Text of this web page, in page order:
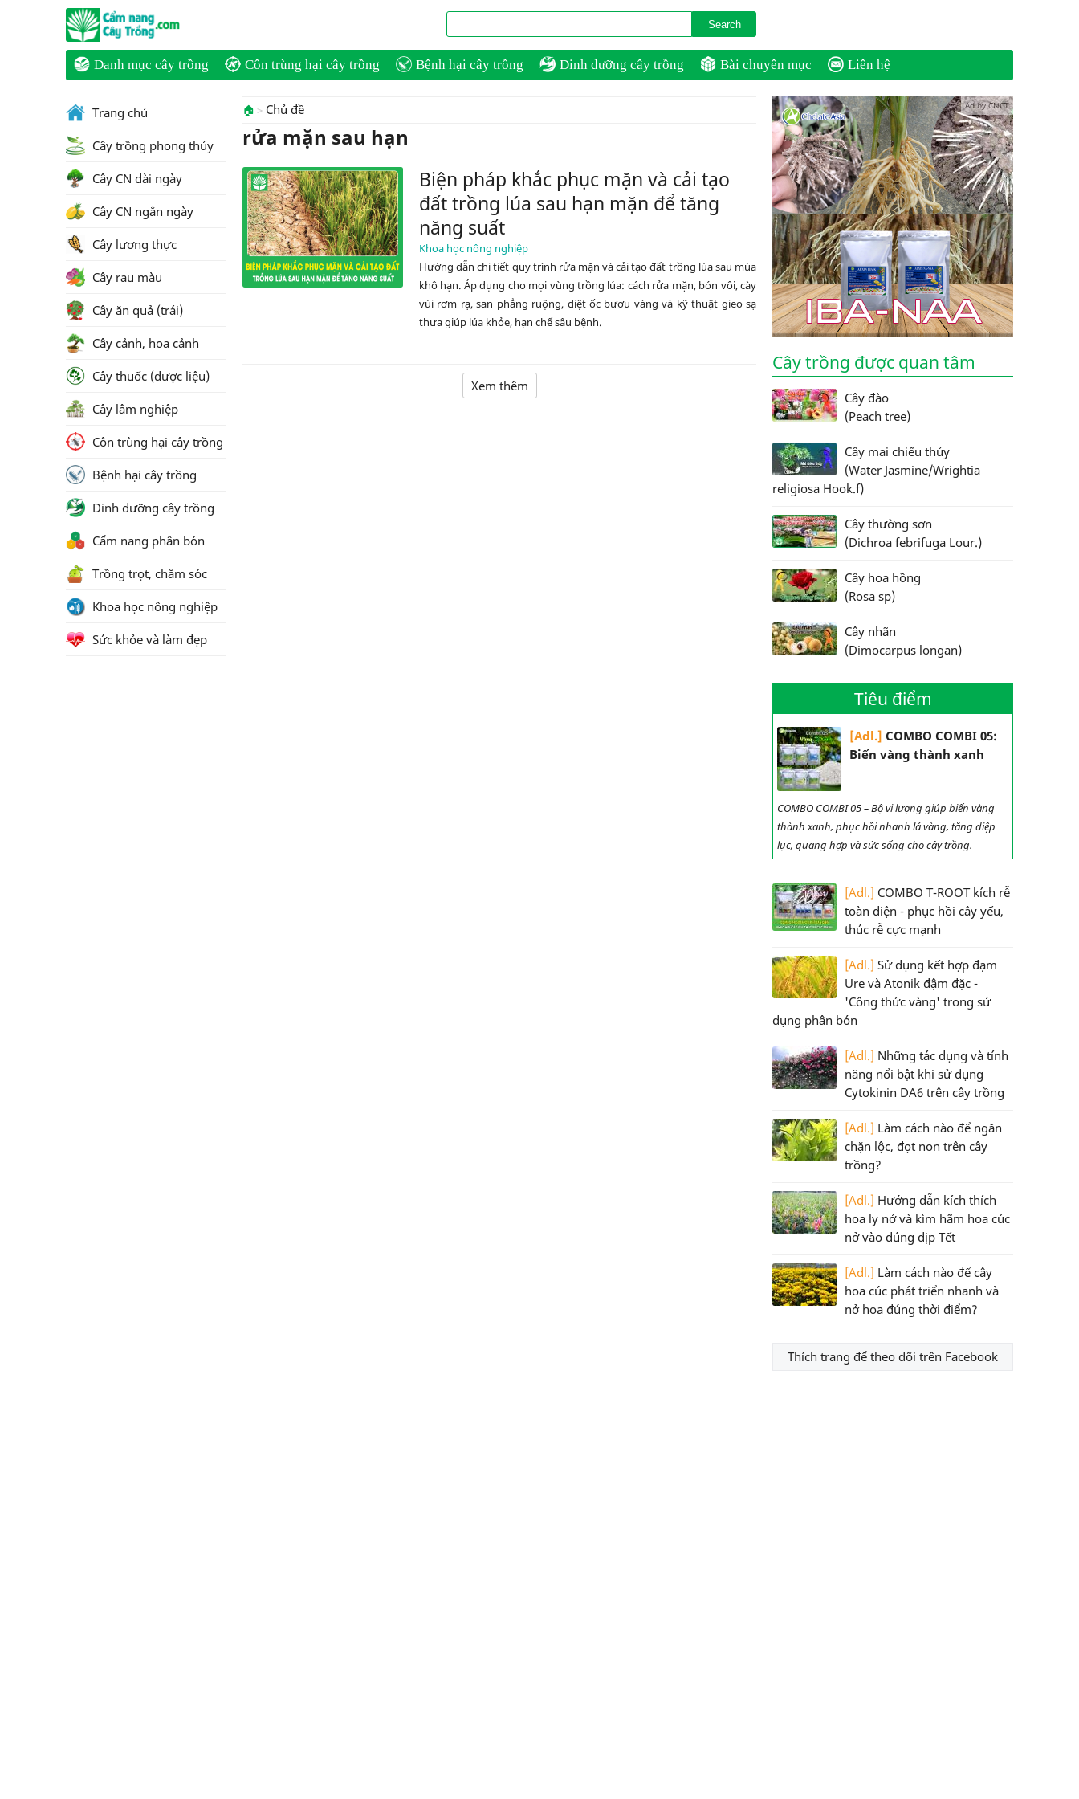
Danh mục cây trồng Côn trùng hại cây trồng Bệnh hại cây trồng Dinh dưỡng cây trồng Bài chuyên mục Liên hệ
🏠 Chủ đề
rửa mặn sau hạn
Biện pháp khắc phục mặn và cải tạo
đất trồng lúa sau hạn mặn để tăng
năng suất
Khoa học nông nghiệp
Hướng dẫn chi tiết quy trình rửa mặn và cải tạo đất trồng lúa sau mùa
khô hạn. Áp dụng cho mọi vùng trồng lúa: cách rửa mặn, bón vôi, cày
vùi rơm rạ, san phẳng ruộng, diệt ốc bươu vàng và kỹ thuật gieo sạ
thưa giúp lúa khỏe, hạn chế sâu bệnh.
Xem thêm
Ad by CNCT
Cây trồng được quan tâm
Cây đào
(Peach tree)
Cây mai chiếu thủy
(Water Jasmine/Wrightia
religiosa Hook.f)
Cây thường sơn
(Dichroa febrifuga Lour.)
Cây hoa hồng
(Rosa sp)
Cây nhãn
(Dimocarpus longan)
Tiêu điểm
[Adl.] COMBO COMBI 05:
Biến vàng thành xanh
COMBO COMBI 05 – Bộ vi lượng giúp biến vàng
thành xanh, phục hồi nhanh lá vàng, tăng diệp
lục, quang hợp và sức sống cho cây trồng.
[Adl.] COMBO T-ROOT kích rễ
toàn diện - phục hồi cây yếu,
thúc rễ cực mạnh
[Adl.] Sử dụng kết hợp đạm
Ure và Atonik đậm đặc -
'Công thức vàng' trong sử
dụng phân bón
[Adl.] Những tác dụng và tính
năng nổi bật khi sử dụng
Cytokinin DA6 trên cây trồng
[Adl.] Làm cách nào để ngăn
chặn lộc, đọt non trên cây
trồng?
[Adl.] Hướng dẫn kích thích
hoa ly nở và kìm hãm hoa cúc
nở vào đúng dịp Tết
[Adl.] Làm cách nào để cây
hoa cúc phát triển nhanh và
nở hoa đúng thời điểm?
Thích trang để theo dõi trên Facebook
Trang chủ
Cây trồng phong thủy
Cây CN dài ngày
Cây CN ngắn ngày
Cây lương thực
Cây rau màu
Cây ăn quả (trái)
Cây cảnh, hoa cảnh
Cây thuốc (dược liệu)
Cây lâm nghiệp
Côn trùng hại cây trồng
Bệnh hại cây trồng
Dinh dưỡng cây trồng
Cẩm nang phân bón
Trồng trọt, chăm sóc
Khoa học nông nghiệp
Sức khỏe và làm đẹp